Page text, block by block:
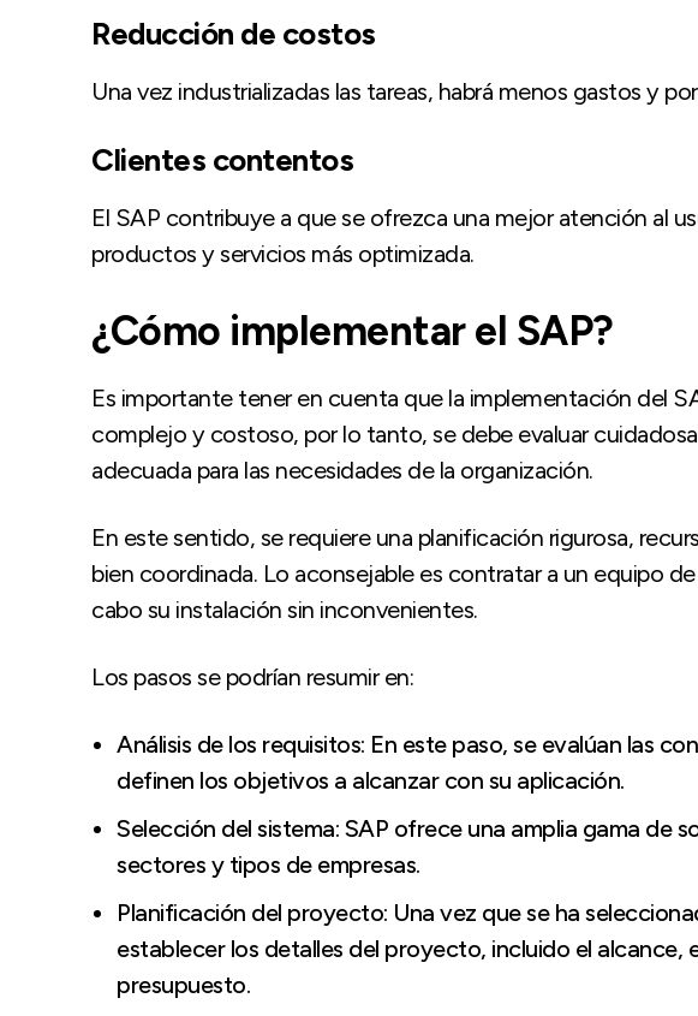
Reducción de costos
Una vez industrializadas las tareas, habrá menos gastos y
Clientes contentos
El SAP contribuye a que se ofrezca una mejor atención al
productos y servicios más optimizada.
¿Cómo implementar el SAP?
Es importante tener en cuenta que la implementación del
complejo y costoso, por lo tanto, se debe evaluar
adecuada para las necesidades de la organización.
En este sentido, se requiere una planificación rigurosa,
bien coordinada. Lo aconsejable es contratar a un equipo
cabo su instalación sin inconvenientes.
Los pasos se podrían resumir en:
Análisis de los requisitos: En este paso, se evalúan las
definen los objetivos a alcanzar con su aplicación.
Selección del sistema: SAP ofrece una amplia gama de
sectores y tipos de empresas.
Planificación del proyecto: Una vez que se ha
establecer los detalles del proyecto, incluido el alcance,
presupuesto.